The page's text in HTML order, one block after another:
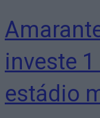
investe
estádio